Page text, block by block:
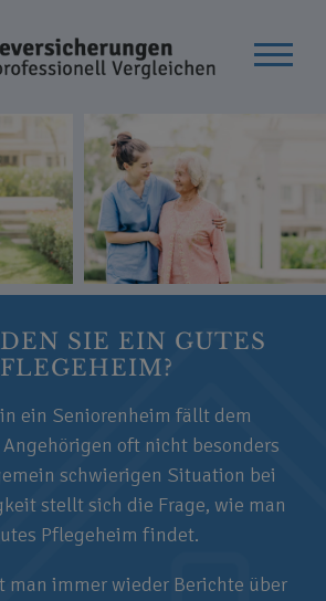
SIE EIN GUTES
ein Seniorenheim fällt dem
oft nicht besonders
schwierigen Situation bei
stellt sich die Frage, wie man
Pflegeheim findet.
man immer wieder Berichte über